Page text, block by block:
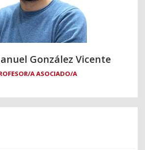
González Vicente
A ASOCIADO/A